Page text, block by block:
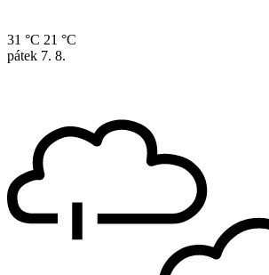
31 °C 21 °C
pátek 7. 8.